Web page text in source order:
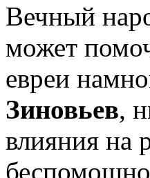
Вечный
может
евреи
Зиновьев,
влияния на